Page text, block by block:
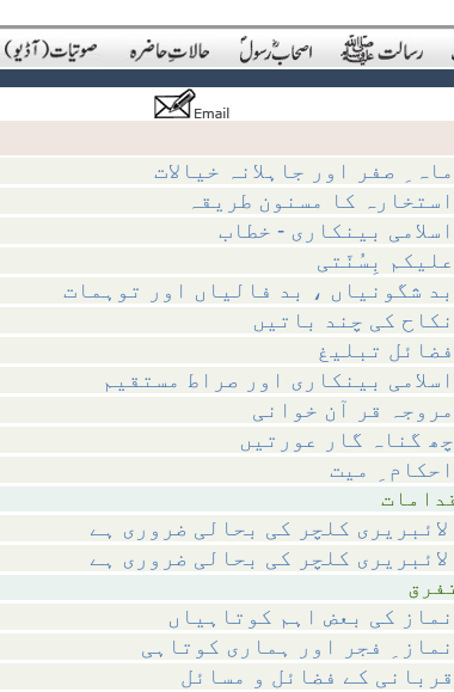
ماہ ِ صفر اور جاہلانہ خیالات
استخارہ کا مسنون طریقہ
اسلامی بینکاری - خطاب
علیکم بِسُنّتی
بد شگونیاں ، بد فالیاں اور توہمات
نکاح کی چند باتیں
فضائل تبلیغ
اسلامی بینکاری اور صراط مستقیم
مروجہ قر آن خوانی
چھ گناہ گار عورتیں
احکام ِ میت
نماز کی بعض اہم کوتاہیاں
نماز ِ فجر اور ہماری کوتاہی
قربانی کے فضائل و مسائل